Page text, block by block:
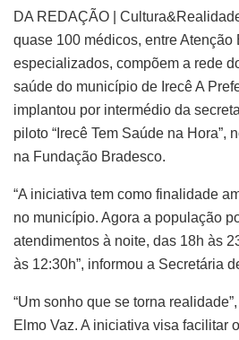
DA REDAÇÃO |
quase 100 médicos, entre
especializados, compõem a rede
saúde do município de Irecê A
implantou por intermédio da
piloto “Irecê Tem Saúde na Hora”,
na Fundação Bradesco.
“A iniciativa tem como finalidade
no município. Agora a população
atendimentos à noite, das 18h às
às 12:30h”, informou a Secretária
“Um sonho que se torna
Elmo Vaz. A iniciativa visa facilitar